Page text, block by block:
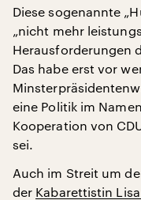
Diese sogenannte
„nicht mehr
Herausforderungen
Das habe erst vor
eine Politik im
Kooperation von
sei.
Auch im Streit um
der Kabarettistin